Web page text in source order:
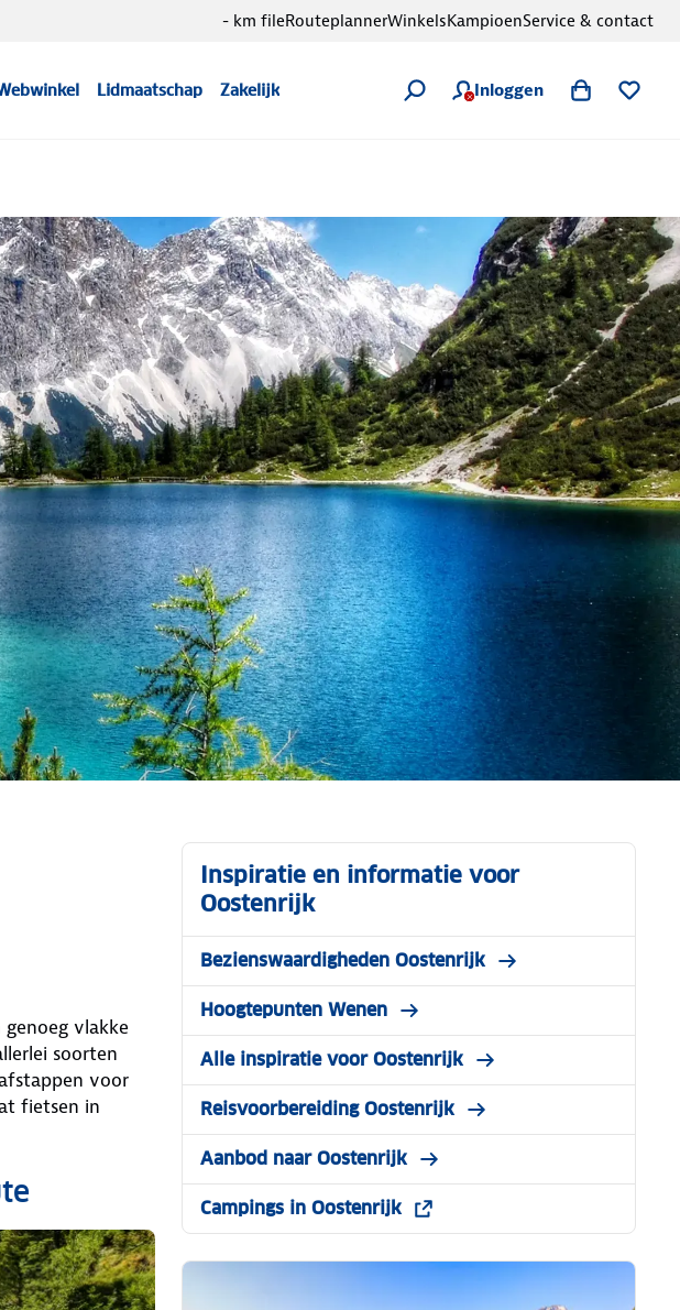
Lidmaatschap Zakelijk Inloggen
- km fileRouteplannerWinkelsKampioenService & contact
vlakke
soorten
voor
fietsen in
Inspiratie en informatie voor
Oostenrijk
Bezienswaardigheden Oostenrijk
Hoogtepunten Wenen
Alle inspiratie voor Oostenrijk
Reisvoorbereiding Oostenrijk
Aanbod naar Oostenrijk
Campings in Oostenrijk